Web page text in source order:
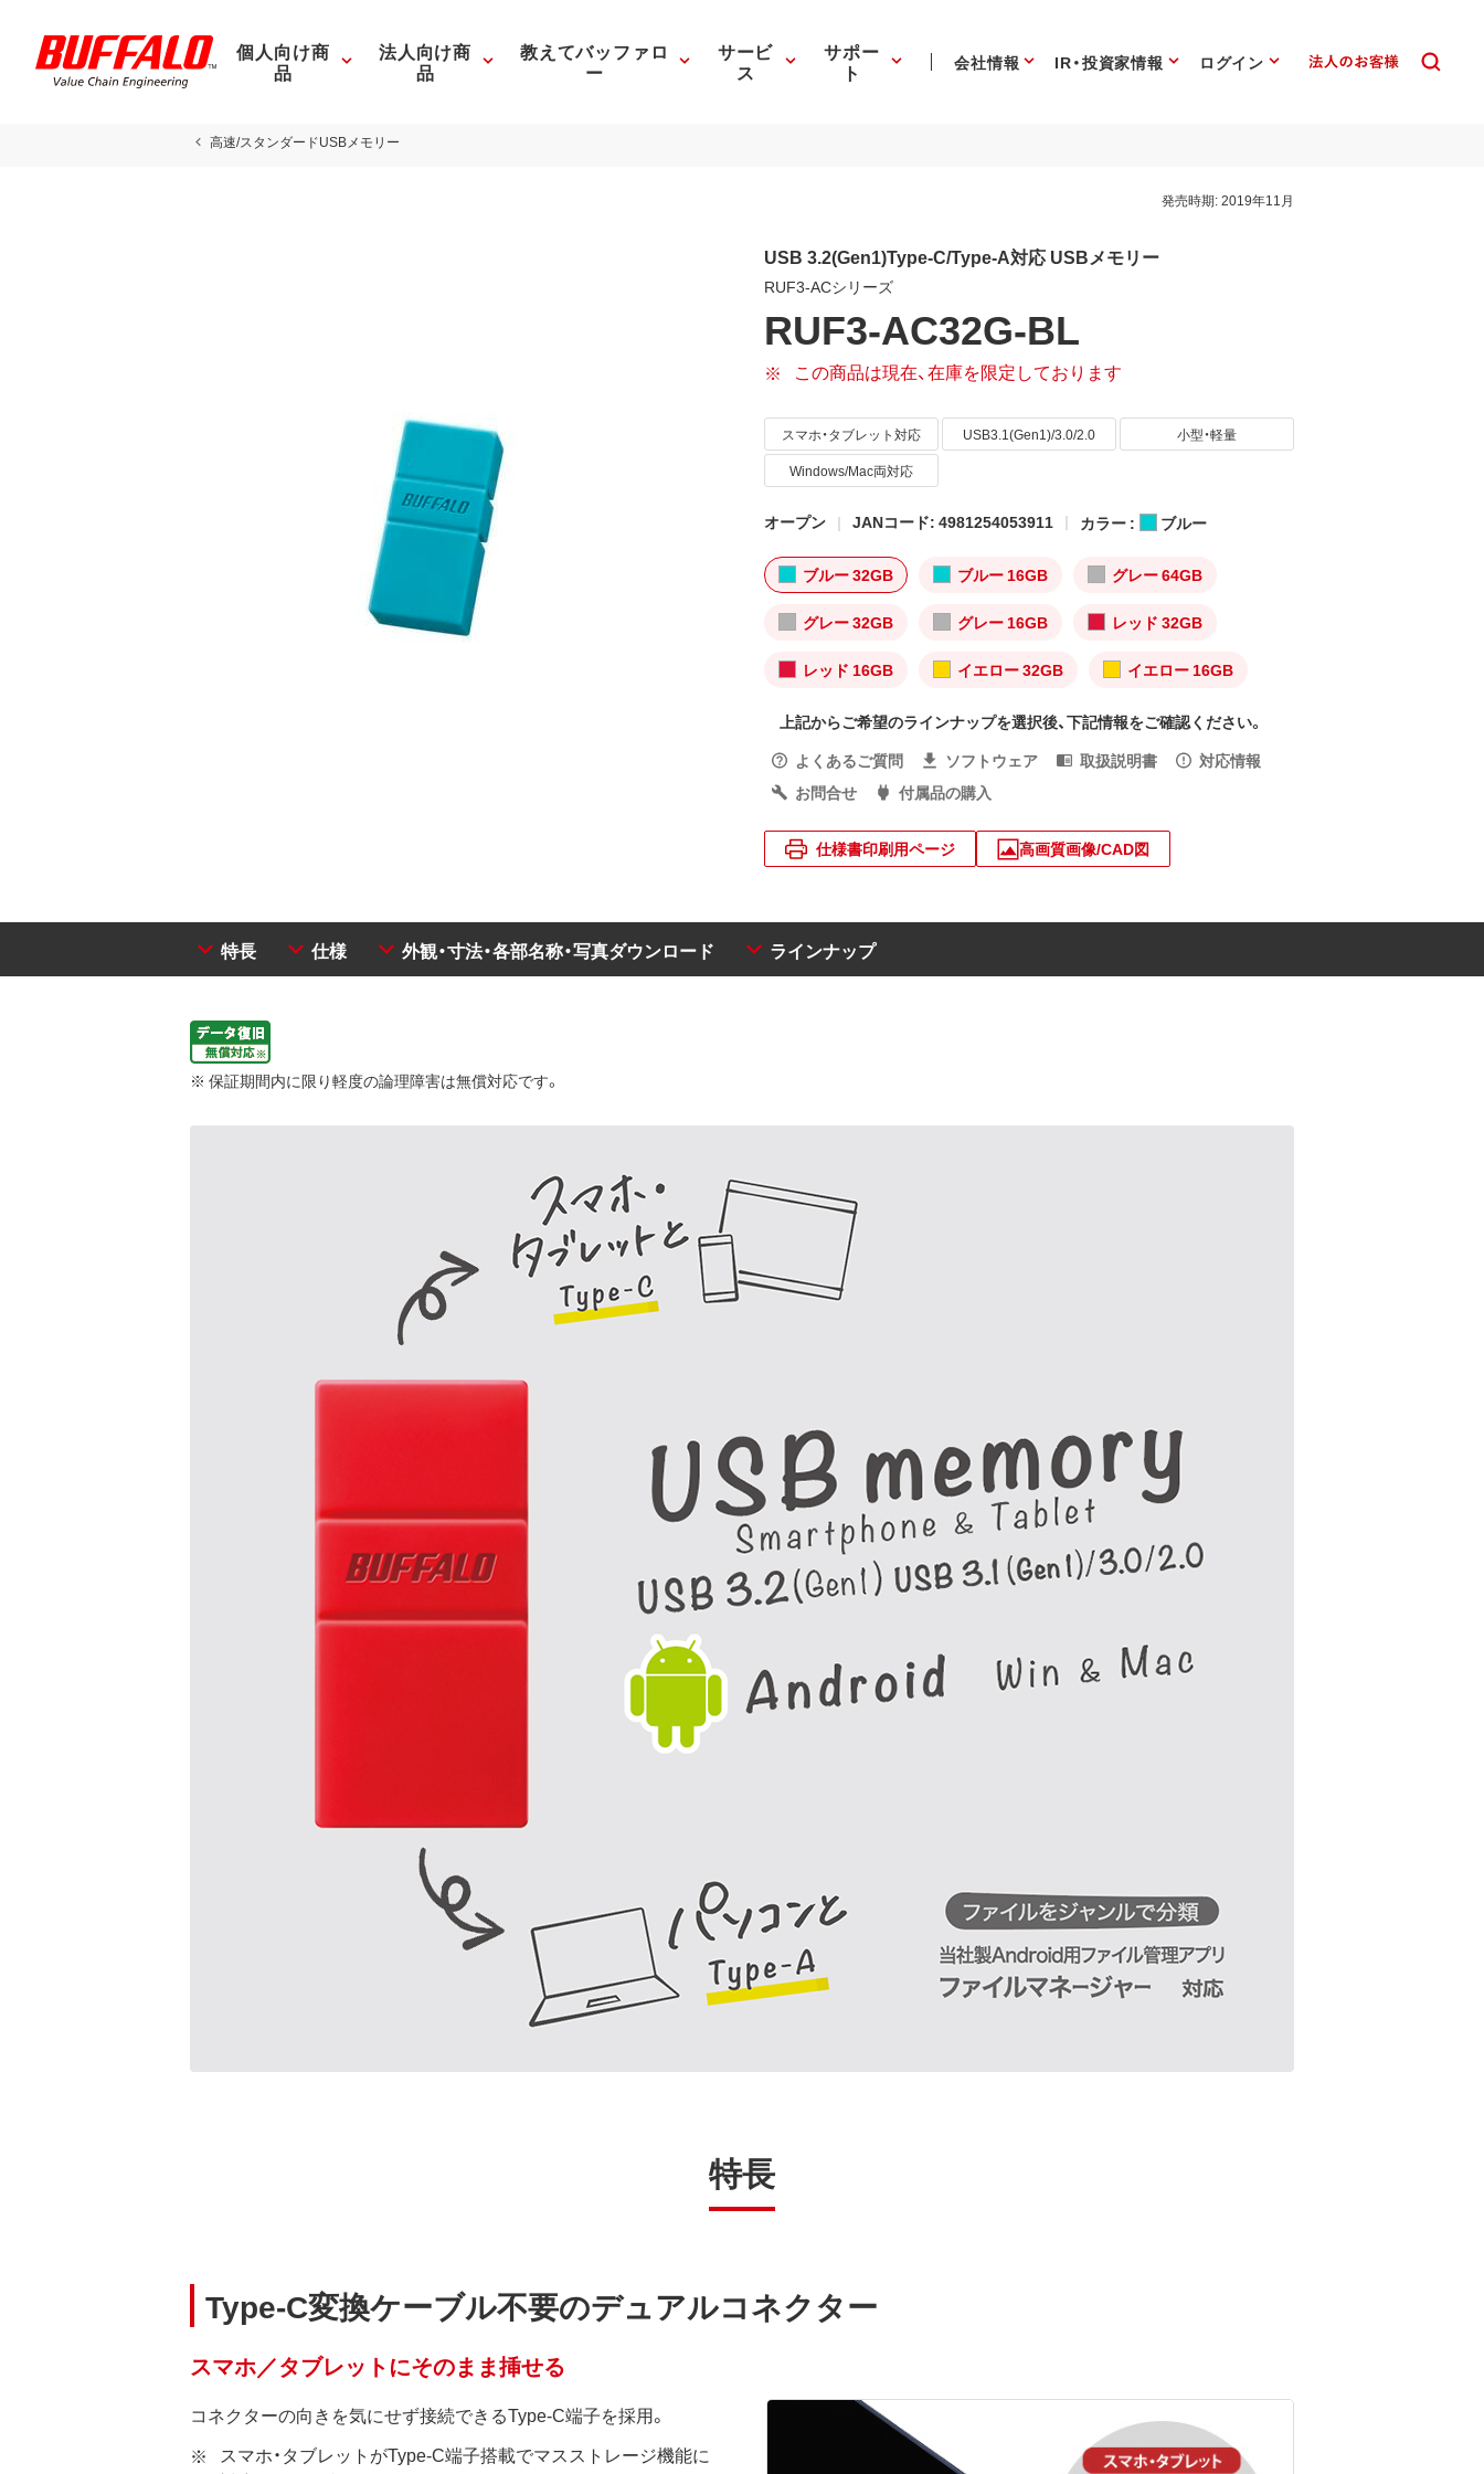
個人向け商
品
法人向け商
品
教えてバッファロ
ー
サービ
ス
サポー
ト 会社情報 IR・投資家情報 ログイン
高速/スタンダードUSBメモリー
発売時期:2019年11月
USB 3.2(Gen1)Type-C/Type-A対応 USBメモリー
RUF3-ACシリーズ
RUF3-AC32G-BL
この商品は現在、在庫を限定しております
スマホ・タブレット対応 USB3.1(Gen1)/3.0/2.0
小型・軽量
Windows/Mac両対応
オープン JANコード: 4981254053911 カラー : ブルー
ブルー 32GB ブルー 16GB グレー 64GB
グレー 32GB グレー 16GB レッド 32GB
レッド 16GB イエロー 32GB イエロー 16GB
上記からご希望のラインナップを選択後、下記情報をご確認ください。
よくあるご質問
ソフトウェア 取扱説明書
対応情報
お問合せ
付属品の購入
仕様書印刷用ページ 高画質画像/CAD図
特長 仕様 外観・寸法・各部名称・写真ダウンロード ラインナップ
※ 保証期間内に限り軽度の論理障害は無償対応です。
特長
Type-C変換ケーブル不要のデュアルコネクター
スマホ／タブレットにそのまま挿せる
コネクターの向きを気にせず接続できるType-C端子を採用。
スマホ・タブレットがType-C端子搭載でマスストレージ機能に